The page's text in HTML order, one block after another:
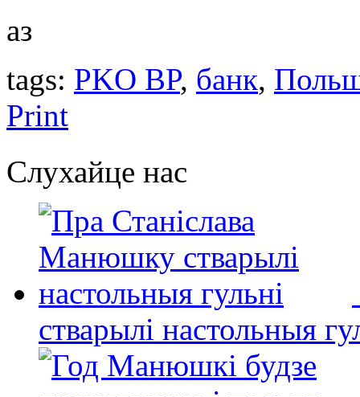
аз
tags: PKO BP, банк,
Print
Слухайце нас
стварылі настольныя